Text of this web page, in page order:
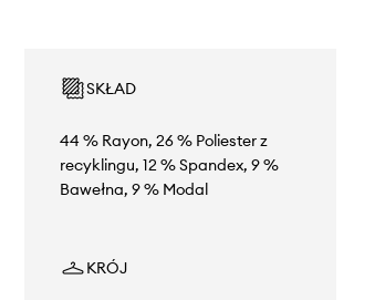
SKŁAD
44 % Rayon, 26 % Poliester z
recyklingu, 12 % Spandex, 9 %
Bawełna, 9 % Modal
KRÓJ